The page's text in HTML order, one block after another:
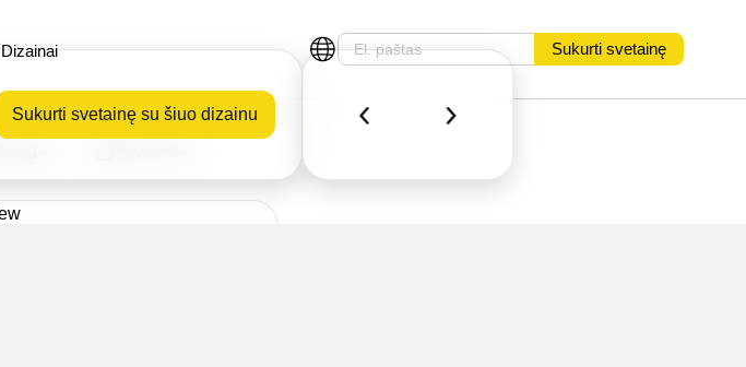
Dizainai Sukurti svetainę
Sukurti svetainę su šiuo dizainu